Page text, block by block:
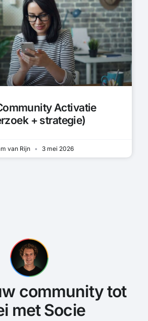
Activatie
+ strategie)
van Rijn 3 mei 2026
community tot
met Socie